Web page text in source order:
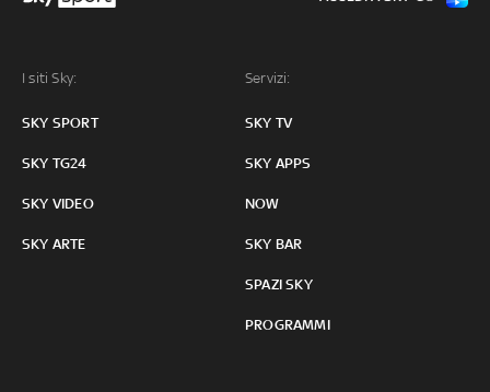
I siti Sky:
SKY SPORT
SKY TG24
SKY VIDEO
SKY ARTE
Servizi:
SKY TV
SKY APPS
NOW
SKY BAR
SPAZI SKY
PROGRAMMI